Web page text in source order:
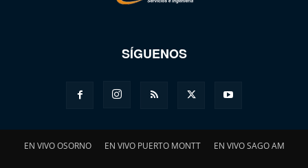
SÍGUENOS
EN VIVO OSORNO EN VIVO PUERTO MONTT EN VIVO SAGO AM